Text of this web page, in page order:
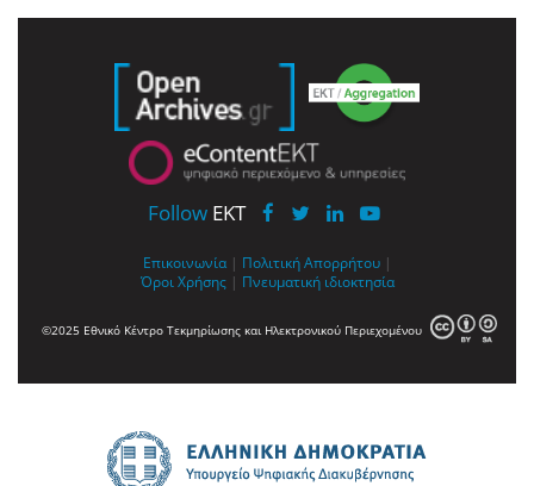
Follow EKT
Επικοινωνία | Πολιτική Απορρήτου |
Όροι Χρήσης | Πνευματική ιδιοκτησία
©2025 Εθνικό Κέντρο Τεκμηρίωσης και Ηλεκτρονικού Περιεχομένου